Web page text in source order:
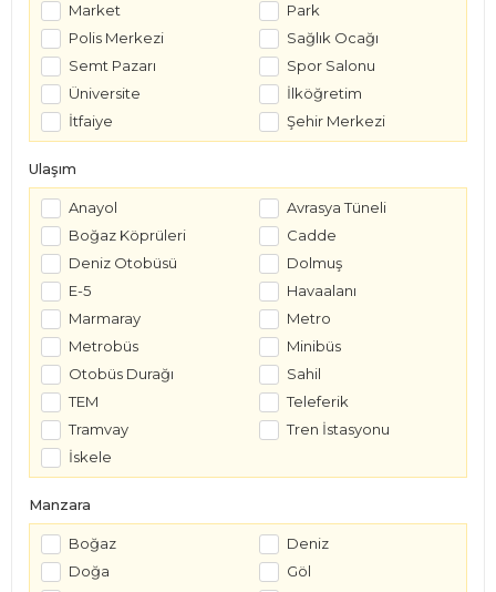
Market
Park
Polis Merkezi
Sağlık Ocağı
Semt Pazarı
Spor Salonu
Üniversite
İlköğretim
İtfaiye
Şehir Merkezi
Ulaşım
Anayol
Avrasya Tüneli
Boğaz Köprüleri
Cadde
Deniz Otobüsü
Dolmuş
E-5
Havaalanı
Marmaray
Metro
Metrobüs
Minibüs
Otobüs Durağı
Sahil
TEM
Teleferik
Tramvay
Tren İstasyonu
İskele
Manzara
Boğaz
Deniz
Doğa
Göl